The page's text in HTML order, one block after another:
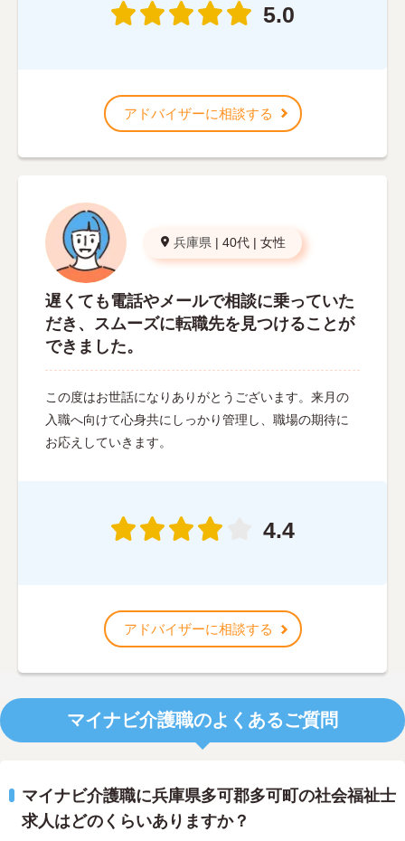
5.0
アドバイザーに相談する
兵庫県 | 40代 | 女性
遅くても電話やメールで相談に乗っていた
だき、スムーズに転職先を見つけることが
できました。
この度はお世話になりありがとうございます。来月の
入職へ向けて心身共にしっかり管理し、職場の期待に
お応えしていきます。
4.4
アドバイザーに相談する
マイナビ介護職のよくあるご質問
マイナビ介護職に兵庫県多可郡多可町の社会福祉士
求人はどのくらいありますか？